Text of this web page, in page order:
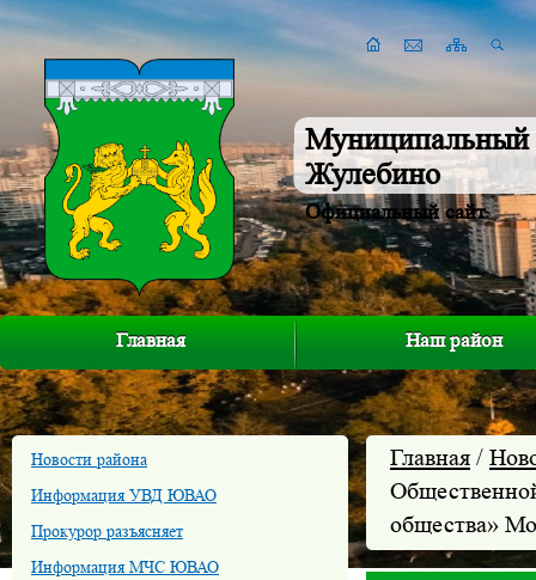
Муниципальный
Жулебино
Официальный сайт
Главная Наш район
Новости района
Информация УВД ЮВАО
Прокурор разъясняет
Информация МЧС ЮВАО
Главная /
общества»